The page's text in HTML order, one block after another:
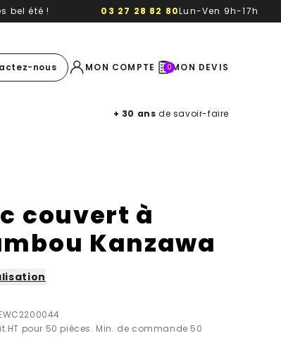
bel été !
03 27 28 82 80Lun-Ven 9h-17h
nous MON COMPTE 0MON DEVIS
+ 30 ans de savoir-faire
couvert à
Kanzawa
pour 50 pièces. Min. de commande 50